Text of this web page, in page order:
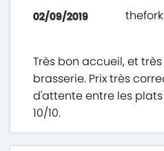
02/09/2019 thefork
Très bon accueil, et
brasserie. Prix très
d'attente entre les
10/10.